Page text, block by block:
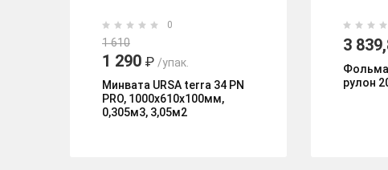
0
1 610
1 290 ₽ /упак.
Минвата URSA terra 34 PN
PRO, 1000х610х100мм,
0,305м3, 3,05м2
3
рулон